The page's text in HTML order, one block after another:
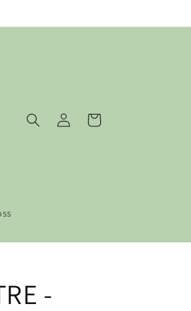
inn
Handlekurv
-